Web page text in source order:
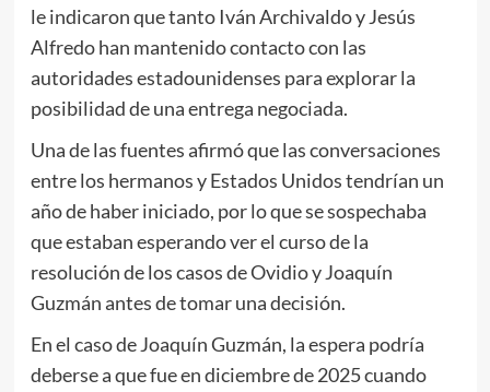
le indicaron que tanto Iván Archivaldo y Jesús
Alfredo han mantenido contacto con las
autoridades estadounidenses para explorar la
posibilidad de una entrega negociada.
Una de las fuentes afirmó que las conversaciones
entre los hermanos y Estados Unidos tendrían un
año de haber iniciado, por lo que se sospechaba
que estaban esperando ver el curso de la
resolución de los casos de Ovidio y Joaquín
Guzmán antes de tomar una decisión.
En el caso de Joaquín Guzmán, la espera podría
deberse a que fue en diciembre de 2025 cuando